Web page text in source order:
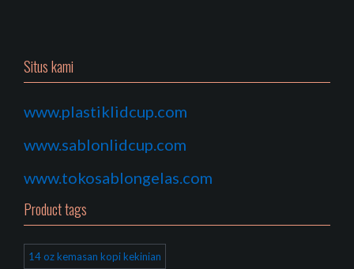
Situs kami
www.plastiklidcup.com
www.sablonlidcup.com
www.tokosablongelas.com
Product tags
14 oz kemasan kopi kekinian